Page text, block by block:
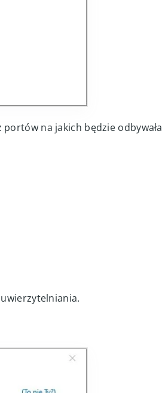
na jakich będzie odbywała